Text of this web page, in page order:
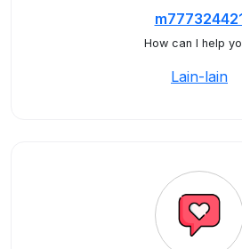
How can I help
Lain-lain